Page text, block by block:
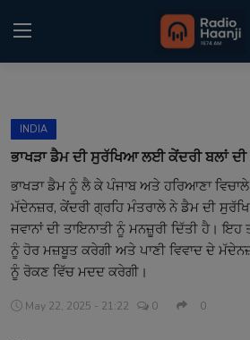
Home
Punjabi Podcast
Kitaab Kahani
Gallery
Sponsors
INDIA
ਭਾਖੜਾ ਡੈਮ ਦੀ ਸੁਰੱਖਿਆ ਲਈ ਕੇਂਦਰੀ ਬਲਾਂ ਦੀ
ਭਾਖੜਾ ਡੈਮ ਨੂੰ ਲੈ ਕੇ ਪੰਜਾਬ ਅਤੇ ਹਰਿਆਣਾ
ਮੱਦੇਨਜ਼ਰ, ਕੇਂਦਰੀ ਗ੍ਰਹਿ ਮੰਤਰਾਲੇ ਨੇ ਡੈਮ ਦੀ
ਜਵਾਨਾਂ ਦੀ ਤਾਇਨਾਤੀ ਨੂੰ ਮਨਜ਼ੂਰੀ ਦਿੱਤੀ ਹੈ।
ਨੂੰ ਹੋਰ ਮਜ਼ਬੂਤ ਕਰੇਗੀ ਅਤੇ ਪਾਣੀ ਵਿਵਾਦ ਦੇ
ਨੂੰ ਰੋਕਣ ਵਿੱਚ ਮਦਦ ਕਰੇਗੀ।
May 22, 2025 - 21:22 0 0